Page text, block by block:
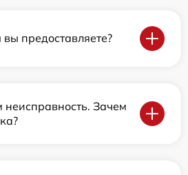
предоставляете?
Зачем